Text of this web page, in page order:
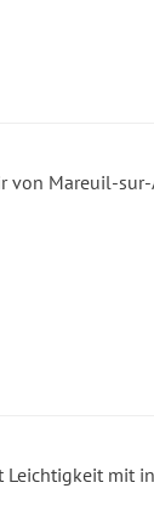
von Mareuil-
Leichtigkeit mit